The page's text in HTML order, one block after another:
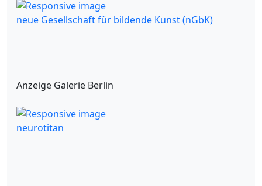
neue Gesellschaft für bildende Kunst (nGbK)
Anzeige Galerie Berlin
neurotitan